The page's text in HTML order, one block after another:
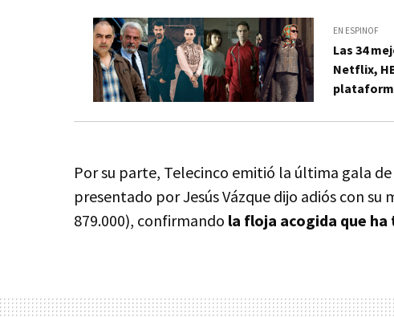
EN ESPINOF
Las 34
Netflix,
Por su parte, Telecinco emitió la última gala
presentado por Jesús Vázque dijo adiós con
879.000), confirmando la floja acogida que